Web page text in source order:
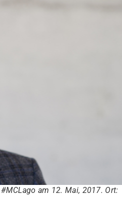
am 12. Mai, 2017. Ort: